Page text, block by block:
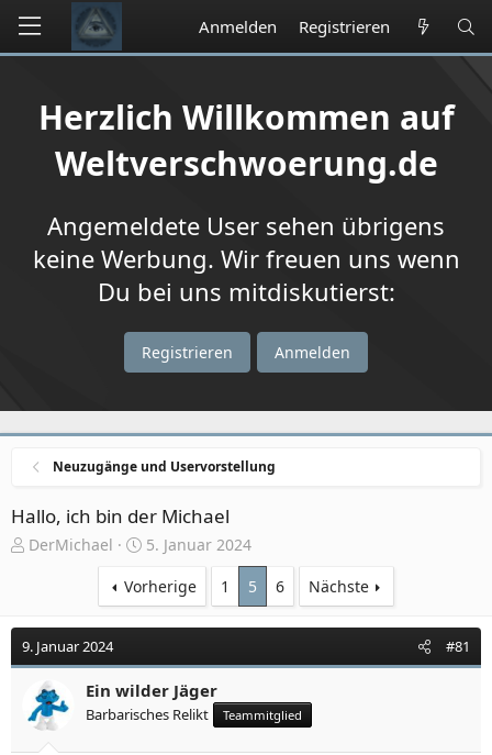
Anmelden Registrieren
Herzlich Willkommen auf
Weltverschwoerung.de
Angemeldete User sehen übrigens
keine Werbung. Wir freuen uns wenn
Du bei uns mitdiskutierst:
Registrieren Anmelden
Neuzugänge und Uservorstellung
Hallo, ich bin der Michael
E
e
l
l
r
DerMichael
E
s
t
e
l
t
a
5. Januar 2024
Vorherige
1 5 6 Nächste
9. Januar 2024 #81
Ein wilder Jäger
Barbarisches Relikt Teammitglied